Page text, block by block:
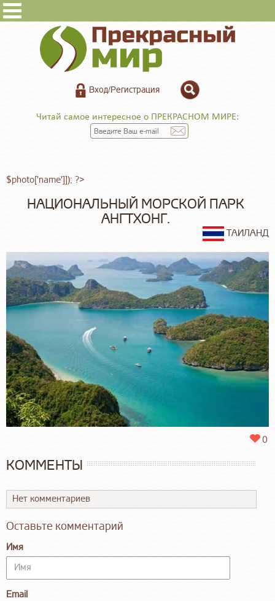
Вход/Регистрация
Читай самое интересное о ПРЕКРАСНОМ МИРЕ:
$photo['name']]); ?>
НАЦИОНАЛЬНЫЙ МОРСКОЙ ПАРК
АНГТХОНГ.
ТАИЛАНД
0
КОММЕНТЫ
Нет комментариев
Оставьте комментарий
Имя
Email